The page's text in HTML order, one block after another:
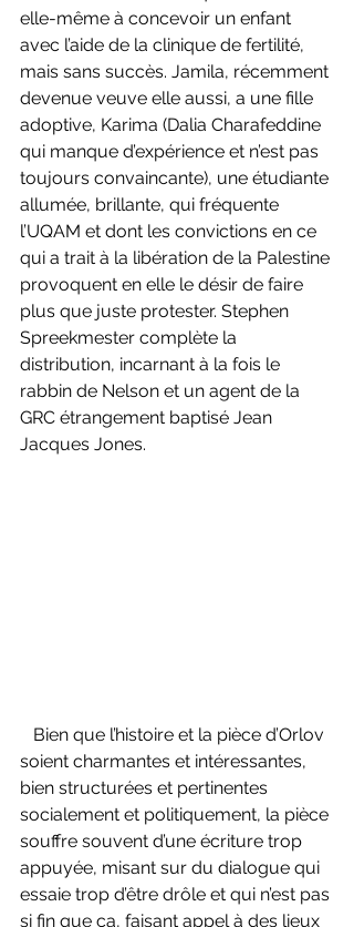
elle-même à concevoir un enfant
avec l’aide de la clinique de fertilité,
mais sans succès. Jamila, récemment
devenue veuve elle aussi, a une fille
adoptive, Karima (Dalia Charafeddine
qui manque d’expérience et n’est pas
toujours convaincante), une étudiante
allumée, brillante, qui fréquente
l’UQAM et dont les convictions en ce
qui a trait à la libération de la Palestine
provoquent en elle le désir de faire
plus que juste protester. Stephen
Spreekmester complète la
distribution, incarnant à la fois le
rabbin de Nelson et un agent de la
GRC étrangement baptisé Jean
Jacques Jones.
soient charmantes et intéressantes,
bien structurées et pertinentes
socialement et politiquement, la pièce
souffre souvent d’une écriture trop
appuyée, misant sur du dialogue qui
essaie trop d’être drôle et qui n’est pas
si fin que ça, faisant appel à des lieux